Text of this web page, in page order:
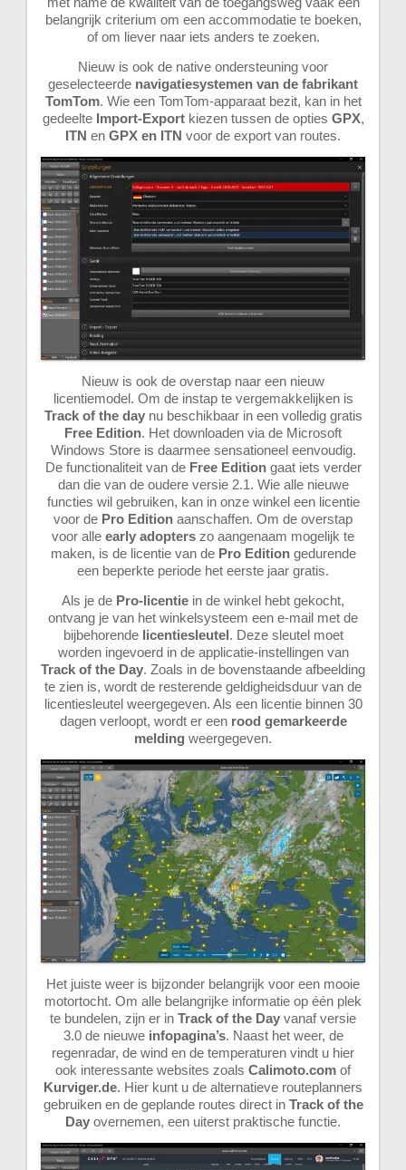
belangrijk criterium om een accommodatie te boeken,
of om liever naar iets anders te zoeken.
Nieuw is ook de native ondersteuning voor
geselecteerde navigatiesystemen van de fabrikant
TomTom. Wie een TomTom-apparaat bezit, kan in het
gedeelte Import-Exportkiezen tussen de opties GPX,
ITN en GPX en ITN voor de export van routes.
Nieuw is ook de overstap naar een nieuw
licentiemodel. Om de instap te vergemakkelijken is
Track of the daynu beschikbaar in een volledig gratis
Free Edition. Het downloaden via de Microsoft
Windows Store is daarmee sensationeel eenvoudig.
De functionaliteit van de Free Editiongaat iets verder
dan die van de oudere versie 2.1. Wie alle nieuwe
functies wil gebruiken, kan in onze winkel een licentie
voor de Pro Edition aanschaffen. Om de overstap
voor alle early adopters zo aangenaam mogelijk te
maken, is de licentie van de Pro Editiongedurende
een beperkte periode het eerste jaar gratis.
Als je de Pro-licentie in de winkel hebt gekocht,
ontvang je van het winkelsysteem een e-mail met de
bijbehorende licentiesleutel. Deze sleutel moet
worden ingevoerd in de applicatie-instellingen van
Track of the Day. Zoals in de bovenstaande afbeelding
te zien is, wordt de resterende geldigheidsduur van de
licentiesleutel weergegeven. Als een licentie binnen 30
dagen verloopt, wordt er een rood gemarkeerde
melding weergegeven.
Het juiste weer is bijzonder belangrijk voor een mooie
motortocht. Om alle belangrijke informatie op één plek
te bundelen, zijn er in Track of the Day vanaf versie
3.0 de nieuwe infopagina’s. Naast het weer, de
regenradar, de wind en de temperaturen vindt u hier
ook interessante websites zoals Calimoto.com of
Kurviger.de. Hier kunt u de alternatieve routeplanners
gebruiken en de geplande routes direct in Track of the
Day overnemen, een uiterst praktische functie.